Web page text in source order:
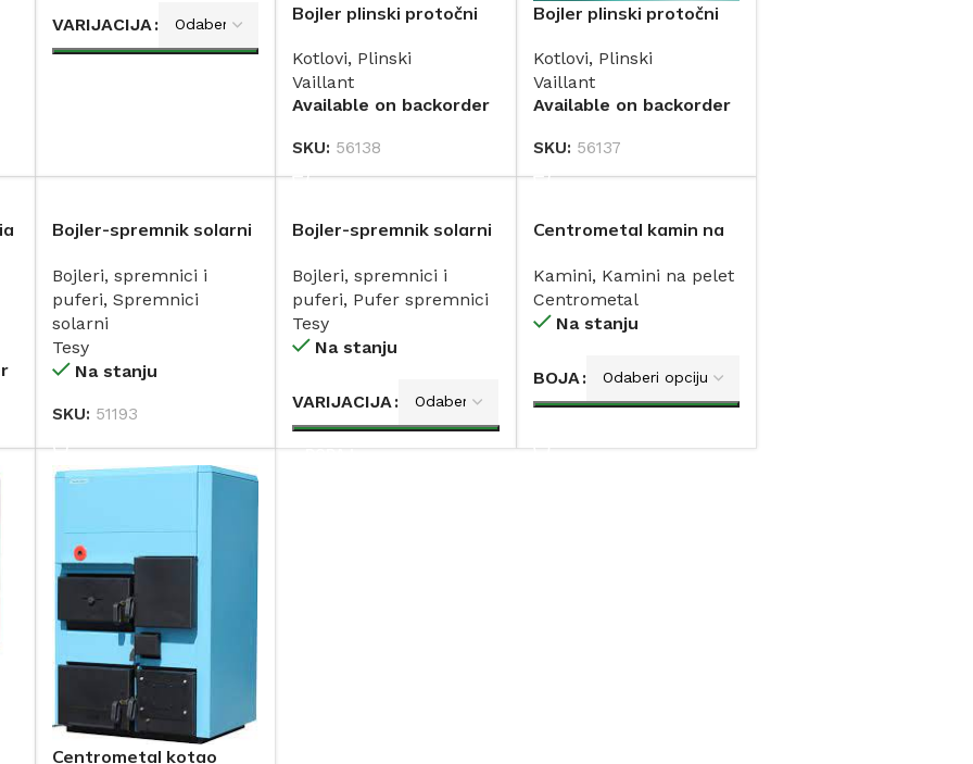
VARIJACIJA
Bojler plinski protočni
(dimnjak) VAILLANT
Kotlovi, Plinski
Vaillant
Available on backorder
SKU: 56138
Bojler plinski protočni
SEE) 11 (dimnjak)
VAILLANT
Kotlovi, Plinski
Vaillant
Available on backorder
SKU: 56137
Bojler-spremnik solarni
izmjenjivača topline s
povećanom površinom
TESY
Bojleri, spremnici i
puferi, Spremnici
solarni
Tesy
Na stanju
SKU: 51193
Bojler-spremnik solarni
Bojleri, spremnici i
puferi, Pufer spremnici
Tesy
Na stanju
VARIJACIJA
DODAJ
Centrometal kamin na
9,05kW)
Kamini, Kamini na pelet
Centrometal
Na stanju
BOJA
Centrometal kotao